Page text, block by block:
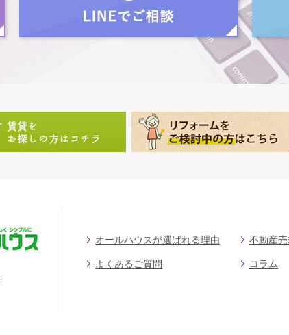
オールハウスが選ばれる理由 不動産
よくあるご質問 コラム